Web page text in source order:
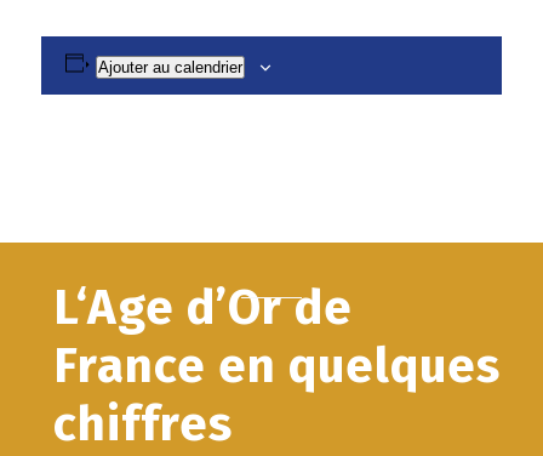
Ajouter au calendrier
L‘Age d’Or de
France en quelques
chiffres